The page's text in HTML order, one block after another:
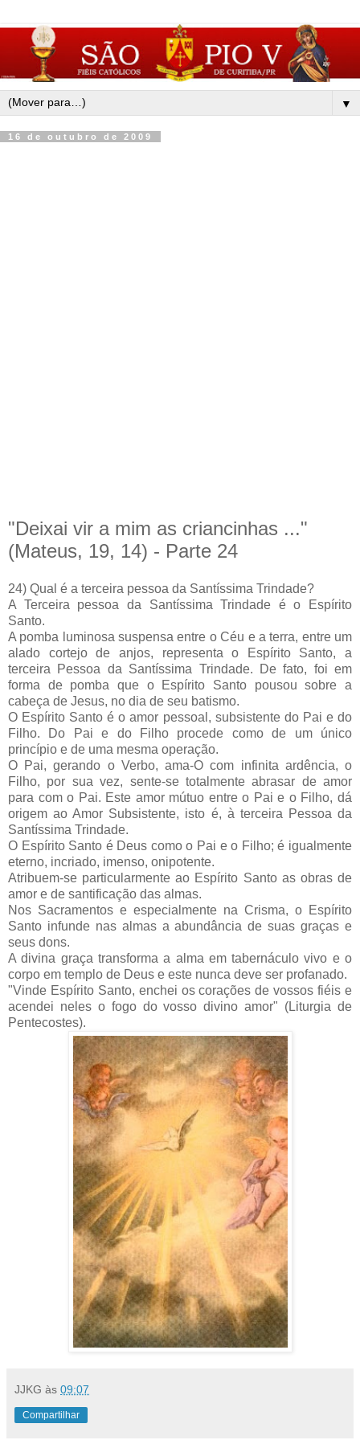
▼
16 de outubro de 2009
"Deixai vir a mim as criancinhas ..."
(Mateus, 19, 14) - Parte 24
24) Qual é a terceira pessoa da Santíssima Trindade?
A Terceira pessoa da Santíssima Trindade é o Espírito
Santo.
A pomba luminosa suspensa entre o Céu e a terra, entre um
alado cortejo de anjos, representa o Espírito Santo, a
terceira Pessoa da Santíssima Trindade. De fato, foi em
forma de pomba que o Espírito Santo pousou sobre a
cabeça de Jesus, no dia de seu batismo.
O Espírito Santo é o amor pessoal, subsistente do Pai e do
Filho. Do Pai e do Filho procede como de um único
princípio e de uma mesma operação.
O Pai, gerando o Verbo, ama-O com infinita ardência, o
Filho, por sua vez, sente-se totalmente abrasar de amor
para com o Pai. Este amor mútuo entre o Pai e o Filho, dá
origem ao Amor Subsistente, isto é, à terceira Pessoa da
Santíssima Trindade.
O Espírito Santo é Deus como o Pai e o Filho; é igualmente
eterno, incriado, imenso, onipotente.
Atribuem-se particularmente ao Espírito Santo as obras de
amor e de santificação das almas.
Nos Sacramentos e especialmente na Crisma, o Espírito
Santo infunde nas almas a abundância de suas graças e
seus dons.
A divina graça transforma a alma em tabernáculo vivo e o
corpo em templo de Deus e este nunca deve ser profanado.
"Vinde Espírito Santo, enchei os corações de vossos fiéis e
acendei neles o fogo do vosso divino amor" (Liturgia de
Pentecostes).
JJKG às 09:07
Compartilhar